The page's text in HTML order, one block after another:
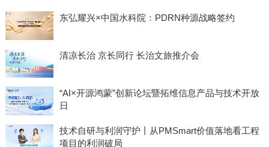
东弘耀兴×中国水科院：PDRN种源战略签约
清凉长治 京长同行 长治文旅推介会
“AI×开源鸿蒙”创新论坛暨拓维信息产品与技术开放
日
技术自研与利润守护丨从PMSmart价值落地看工程
项目的利润破局